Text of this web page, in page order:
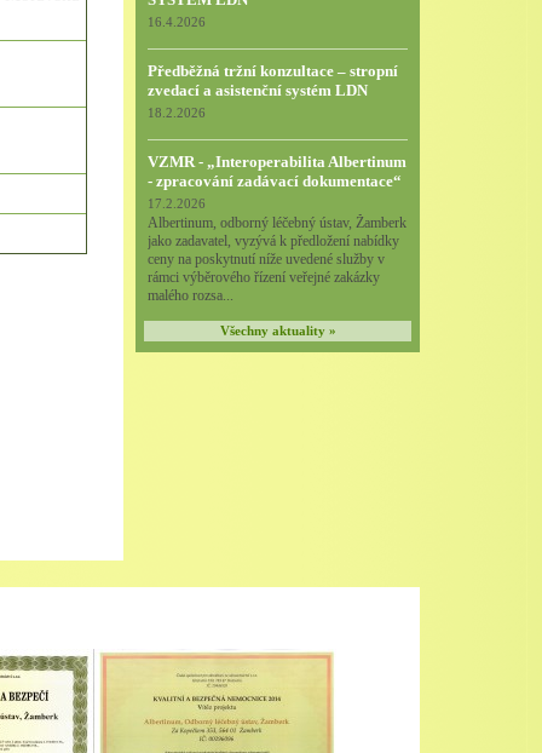
16.4.2026
Předběžná tržní konzultace – stropní
zvedací a asistenční systém LDN
18.2.2026
VZMR - „Interoperabilita Albertinum
- zpracování zadávací dokumentace“
17.2.2026
Albertinum, odborný léčebný ústav, Žamberk
jako zadavatel, vyzývá k předložení nabídky
ceny na poskytnutí níže uvedené služby v
rámci výběrového řízení veřejné zakázky
malého rozsa...
Všechny aktuality »